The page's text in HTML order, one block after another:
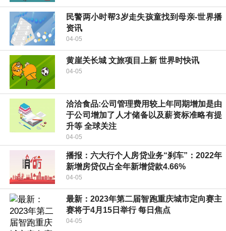
民警两小时帮3岁走失孩童找到母亲-世界播
资讯
04-05
黄崖关长城 文旅项目上新 世界时快讯
04-05
洽洽食品:公司管理费用较上年同期增加是由
于公司增加了人才储备以及薪资标准略有提
升等 全球关注
04-05
播报：六大行个人房贷业务“刹车”：2022年
新增房贷仅占全年新增贷款4.66%
04-05
最新：2023年第二届智跑重庆城市定向赛主
赛将于4月15日举行 每日焦点
04-05